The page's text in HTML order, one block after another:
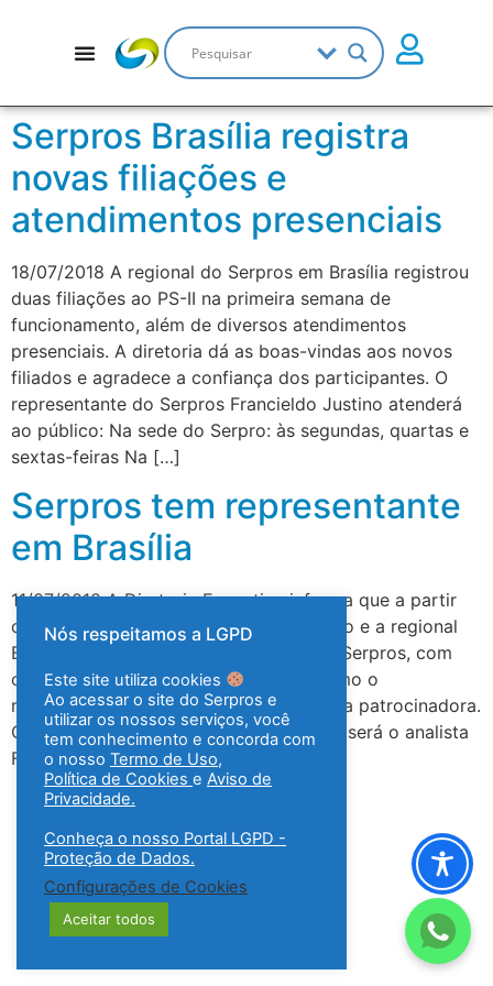
Serpros Brasília registra
novas filiações e
atendimentos presenciais
18/07/2018 A regional do Serpros em Brasília registrou
duas filiações ao PS-II na primeira semana de
funcionamento, além de diversos atendimentos
presenciais. A diretoria dá as boas-vindas aos novos
filiados e agradece a confiança dos participantes. O
representante do Serpros Francieldo Justino atenderá
ao público: Na sede do Serpro: às segundas, quartas e
sextas-feiras Na […]
Serpros tem representante
em Brasília
11/07/2018 A Diretoria Executiva informa que a partir
de 16 de julho de 2018, a sede do Serpro e a regional
Brasília contarão com um escritório do Serpros, com
objetivo de tornar cada vez mais próximo o
relacionamento com os participantes e a patrocinadora.
O representante da regional do Serpros será o analista
Francieldo Justino […]
Nós respeitamos a LGPD
Este site utiliza cookies
Ao acessar o site do Serpros e
utilizar os nossos serviços, você
tem conhecimento e concorda com
o nosso Termo de Uso,
Política de Cookies e Aviso de
Privacidade.
Conheça o nosso Portal LGPD -
Proteção de Dados.
Configurações de Cookies
Aceitar todos